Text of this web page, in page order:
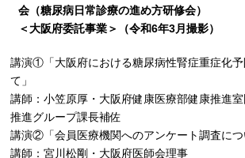
会（糖尿病日常診療の進め方研修会）
＜大阪府委託事業＞（令和6年3月撮影）
講演①「大阪府における糖尿病性腎症重症化
て」
講師：小笠原厚・大阪府健康医療部健康推進
推進グループ課長補佐
講演②「会員医療機関へのアンケート調査につ
講師：宮川松剛・大阪府医師会理事